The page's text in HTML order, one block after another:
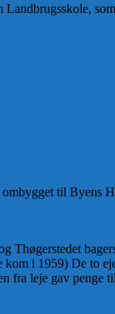
til Byens
Thøgerstedet
kom i 1959) De to
fra leje gav penge